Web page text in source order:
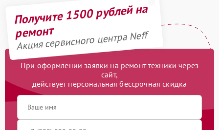
Получите 1500 рублей на
ремонт
Акция сервисного центра Neff
При оформлении заявки на ремонт техники через
сайт,
действует персональная бессрочная скидка